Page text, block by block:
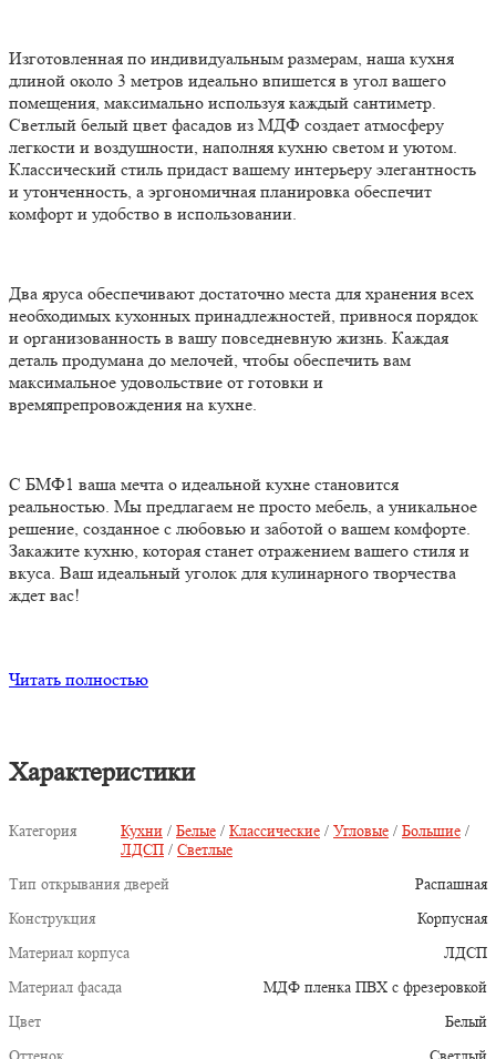
Изготовленная по индивидуальным размерам, наша кухня
длиной около 3 метров идеально впишется в угол вашего
помещения, максимально используя каждый сантиметр.
Светлый белый цвет фасадов из МДФ создает атмосферу
легкости и воздушности, наполняя кухню светом и уютом.
Классический стиль придаст вашему интерьеру элегантность
и утонченность, а эргономичная планировка обеспечит
комфорт и удобство в использовании.
Два яруса обеспечивают достаточно места для хранения всех
необходимых кухонных принадлежностей, привнося порядок
и организованность в вашу повседневную жизнь. Каждая
деталь продумана до мелочей, чтобы обеспечить вам
максимальное удовольствие от готовки и
времяпрепровождения на кухне.
С БМФ1 ваша мечта о идеальной кухне становится
реальностью. Мы предлагаем не просто мебель, а уникальное
решение, созданное с любовью и заботой о вашем комфорте.
Закажите кухню, которая станет отражением вашего стиля и
вкуса. Ваш идеальный уголок для кулинарного творчества
ждет вас!
Читать полностью
Характеристики
Категория Кухни / Белые / Классические / Угловые / Большие /
ЛДСП / Светлые
Тип открывания дверей
Распашная
Конструкция
Корпусная
Материал корпуса
ЛДСП
Материал фасада
МДФ пленка ПВХ с фрезеровкой
Цвет
Белый